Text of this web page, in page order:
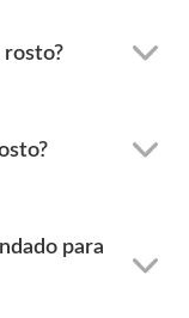
rosto?
para